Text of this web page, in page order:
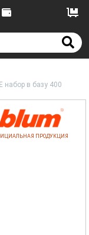
набор в базу 400
ПРОДУКЦИЯ